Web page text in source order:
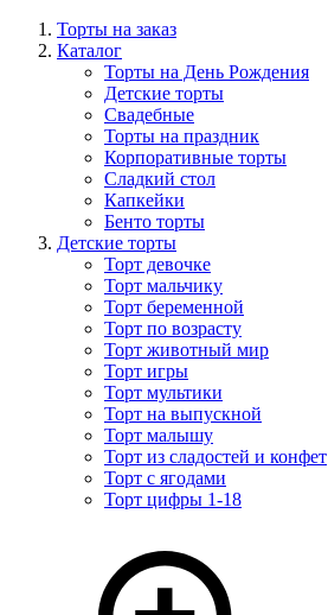
Торты на заказ
Каталог
Торты на День Рождения
Детские торты
Свадебные
Торты на праздник
Корпоративные торты
Сладкий стол
Капкейки
Бенто торты
Детские торты
Торт девочке
Торт мальчику
Торт беременной
Торт по возрасту
Торт животный мир
Торт игры
Торт мультики
Торт на выпускной
Торт малышу
Торт из сладостей и конфет
Торт с ягодами
Торт цифры 1-18